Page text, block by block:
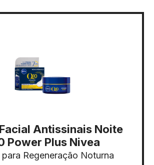
Antissinais Noite
Power Plus Nivea
Regeneração Noturna